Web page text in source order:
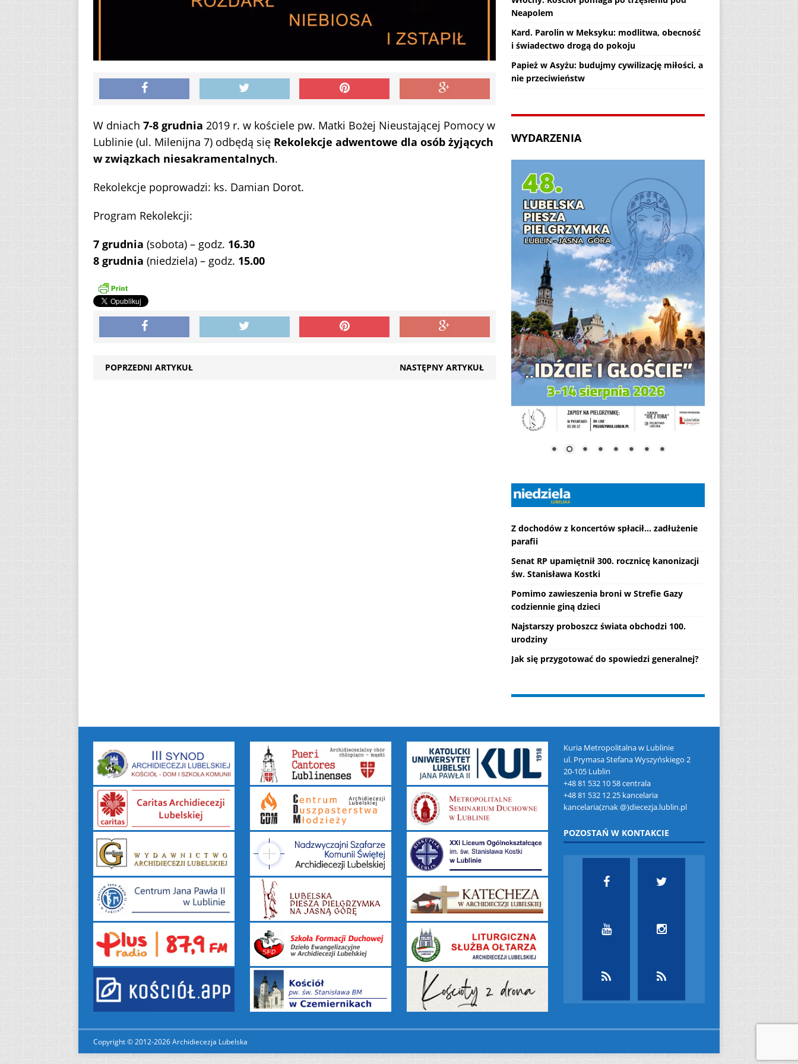
W dniach 7-8 grudnia 2019 r. w kościele pw. Matki Bożej Nieustającej Pomocy w
Lublinie (ul. Milenijna 7) odbędą się Rekolekcje adwentowe dla osób żyjących
w związkach niesakramentalnych.
Rekolekcje poprowadzi: ks. Damian Dorot.
Program Rekolekcji:
7 grudnia (sobota) – godz. 16.30
8 grudnia (niedziela) – godz. 15.00
POPRZEDNI ARTYKUŁ NASTĘPNY ARTYKUŁ
Neapolem
Kard. Parolin w Meksyku: modlitwa, obecność
i świadectwo drogą do pokoju
Papież w Asyżu: budujmy cywilizację miłości, a
nie przeciwieństw
WYDARZENIA
Z dochodów z koncertów spłacił... zadłużenie
parafii
Senat RP upamiętnił 300. rocznicę kanonizacji
św. Stanisława Kostki
Pomimo zawieszenia broni w Strefie Gazy
codziennie giną dzieci
Najstarszy proboszcz świata obchodzi 100.
urodziny
Jak się przygotować do spowiedzi generalnej?
Kuria Metropolitalna w Lublinie
ul. Prymasa Stefana Wyszyńskiego 2
20-105 Lublin
+48 81 532 10 58 centrala
+48 81 532 12 25 kancelaria
kancelaria(znak @)diecezja.lublin.pl
POZOSTAŃ W KONTAKCIE
Copyright © 2012-2026 Archidiecezja Lubelska